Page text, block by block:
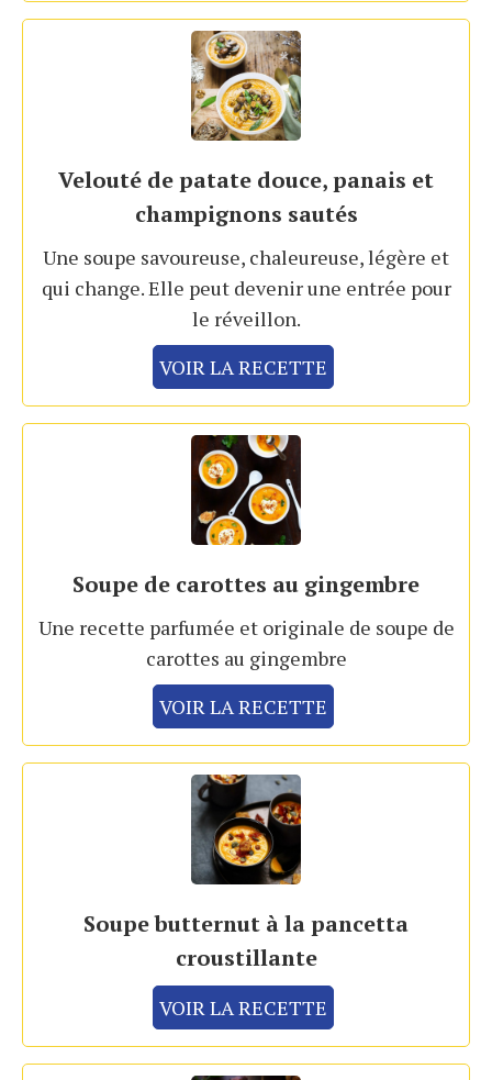
Velouté de patate douce, panais et
champignons sautés
Une soupe savoureuse, chaleureuse, légère et
qui change. Elle peut devenir une entrée pour
le réveillon.
VOIR LA RECETTE
Soupe de carottes au gingembre
Une recette parfumée et originale de soupe de
carottes au gingembre
VOIR LA RECETTE
Soupe butternut à la pancetta
croustillante
VOIR LA RECETTE